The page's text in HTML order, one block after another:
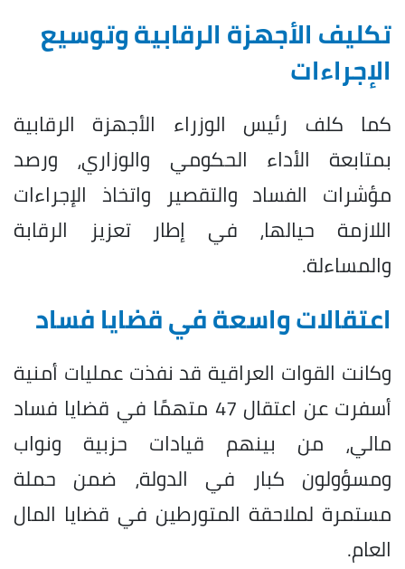
تكليف الأجهزة الرقابية وتوسيع
الإجراءات
كما كلف رئيس الوزراء الأجهزة الرقابية
بمتابعة الأداء الحكومي والوزاري، ورصد
مؤشرات الفساد والتقصير واتخاذ الإجراءات
اللازمة حيالها، في إطار تعزيز الرقابة
والمساءلة.
اعتقالات واسعة في قضايا فساد
وكانت القوات العراقية قد نفذت عمليات أمنية
أسفرت عن اعتقال 47 متهمًا في قضايا فساد
مالي، من بينهم قيادات حزبية ونواب
ومسؤولون كبار في الدولة، ضمن حملة
مستمرة لملاحقة المتورطين في قضايا المال
العام.